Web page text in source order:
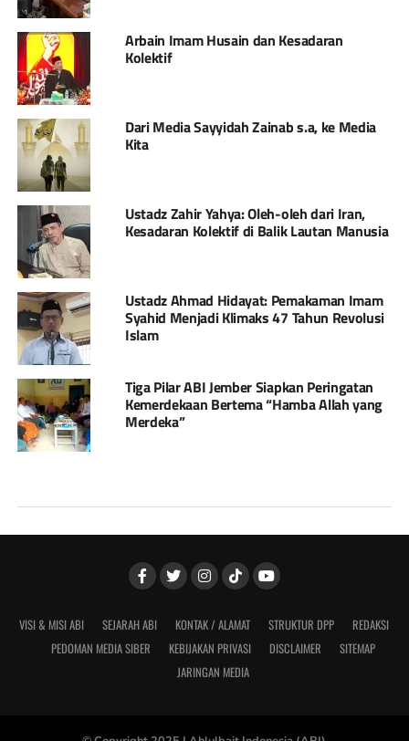
Arbain Imam Husain dan Kesadaran
Kolektif
Dari Media Sayyidah Zainab s.a, ke Media
Kita
Ustadz Zahir Yahya: Oleh-oleh dari Iran,
Kesadaran Kolektif di Balik Lautan Manusia
Ustadz Ahmad Hidayat: Pemakaman Imam
Syahid Menjadi Klimaks 47 Tahun Revolusi
Islam
Tiga Pilar ABI Jember Siapkan Peringatan
Kemerdekaan Bertema “Hamba Allah yang
Merdeka”
VISI & MISI ABI SEJARAH ABI KONTAK / ALAMAT STRUKTUR DPP
REDAKSI
PEDOMAN MEDIA SIBER
KEBIJAKAN PRIVASI DISCLAIMER
SITEMAP
JARINGAN MEDIA